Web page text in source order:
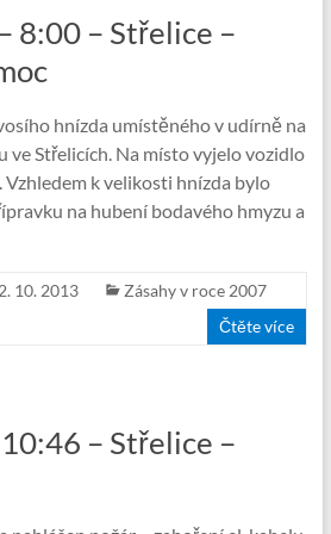
8:00 – Střelice –
hnízda umístěného v udírně na
ve Střelicích. Na místo vyjelo vozidlo
Vzhledem k velikosti hnízda bylo
na hubení bodavého hmyzu a
2. 10. 2013
Zásahy v roce 2007
Čtěte více
– Střelice –